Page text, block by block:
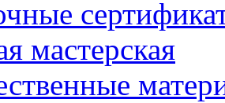
мастерская